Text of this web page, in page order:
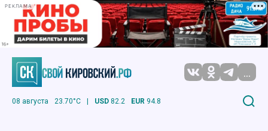
РЕКЛАМА
...
08 августа 23.70°C | USD 82.2 EUR 94.8